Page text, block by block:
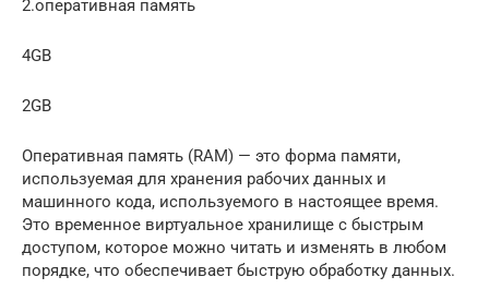
2.оперативная память
4GB
2GB
Оперативная память (RAM) — это форма памяти,
используемая для хранения рабочих данных и
машинного кода, используемого в настоящее время.
Это временное виртуальное хранилище с быстрым
доступом, которое можно читать и изменять в любом
порядке, что обеспечивает быструю обработку данных.